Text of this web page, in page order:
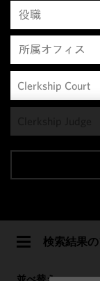
役職
所属オフィス
検索結果
cookies to
functionality
of this site
in